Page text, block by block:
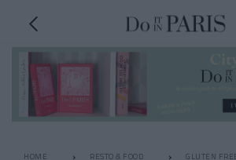
HOME RESTO & FOOD GLUTEN